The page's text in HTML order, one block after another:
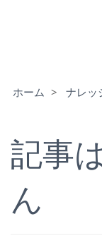
ホーム ナレッ
記事
ん